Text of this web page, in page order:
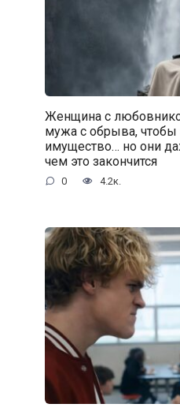
Женщина с
мужа с обрыва, чтобы
имущество… но они
чем это закончится
0 4.2к.